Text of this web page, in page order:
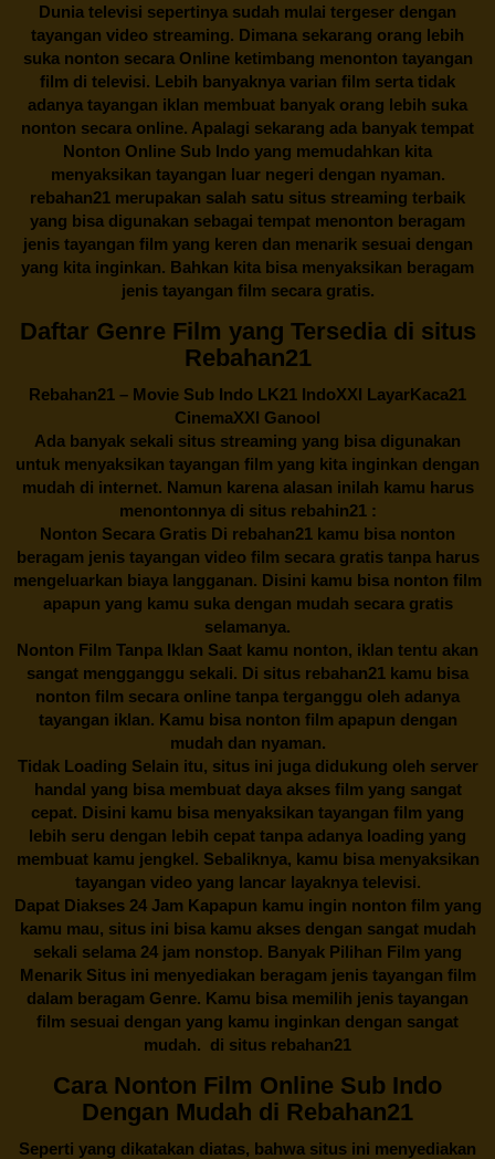
Dunia televisi sepertinya sudah mulai tergeser dengan
tayangan video streaming. Dimana sekarang orang lebih
suka nonton secara Online ketimbang menonton tayangan
film di televisi. Lebih banyaknya varian film serta tidak
adanya tayangan iklan membuat banyak orang lebih suka
nonton secara online. Apalagi sekarang ada banyak tempat
Nonton Online Sub Indo yang memudahkan kita
menyaksikan tayangan luar negeri dengan nyaman.
rebahan21 merupakan salah satu situs streaming terbaik
yang bisa digunakan sebagai tempat menonton beragam
jenis tayangan film yang keren dan menarik sesuai dengan
yang kita inginkan. Bahkan kita bisa menyaksikan beragam
jenis tayangan film secara gratis.
Daftar Genre Film yang Tersedia di situs
Rebahan21
Rebahan21 – Movie Sub Indo LK21 IndoXXI LayarKaca21
CinemaXXI Ganool
Ada banyak sekali situs streaming yang bisa digunakan
untuk menyaksikan tayangan film yang kita inginkan dengan
mudah di internet. Namun karena alasan inilah kamu harus
menontonnya di situs rebahin21 :
Nonton Secara Gratis Di rebahan21 kamu bisa nonton
beragam jenis tayangan video film secara gratis tanpa harus
mengeluarkan biaya langganan. Disini kamu bisa nonton film
apapun yang kamu suka dengan mudah secara gratis
selamanya.
Nonton Film Tanpa Iklan Saat kamu nonton, iklan tentu akan
sangat mengganggu sekali. Di situs rebahan21 kamu bisa
nonton film secara online tanpa terganggu oleh adanya
tayangan iklan. Kamu bisa nonton film apapun dengan
mudah dan nyaman.
Tidak Loading Selain itu, situs ini juga didukung oleh server
handal yang bisa membuat daya akses film yang sangat
cepat. Disini kamu bisa menyaksikan tayangan film yang
lebih seru dengan lebih cepat tanpa adanya loading yang
membuat kamu jengkel. Sebaliknya, kamu bisa menyaksikan
tayangan video yang lancar layaknya televisi.
Dapat Diakses 24 Jam Kapapun kamu ingin nonton film yang
kamu mau, situs ini bisa kamu akses dengan sangat mudah
sekali selama 24 jam nonstop. Banyak Pilihan Film yang
Menarik Situs ini menyediakan beragam jenis tayangan film
dalam beragam Genre. Kamu bisa memilih jenis tayangan
film sesuai dengan yang kamu inginkan dengan sangat
mudah. di situs rebahan21
Cara Nonton Film Online Sub Indo
Dengan Mudah di Rebahan21
Seperti yang dikatakan diatas, bahwa situs ini menyediakan